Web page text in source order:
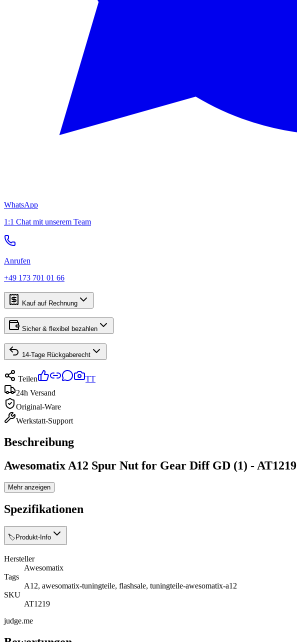
WhatsApp
1:1 Chat mit unserem Team
Anrufen
+49 173 701 01 66
Kauf auf Rechnung
Sicher & flexibel bezahlen
14-Tage Rückgaberecht
Teilen
TT
24h Versand
Original-Ware
Werkstatt-Support
Beschreibung
Awesomatix A12 Spur Nut for Gear Diff GD (1) - AT1219
Mehr anzeigen
Spezifikationen
🏷️ Produkt-Info
Hersteller
Awesomatix
Tags
A12, awesomatix-tuningteile, flashsale, tuningteile-awesomatix-a12
SKU
AT1219
judge.me